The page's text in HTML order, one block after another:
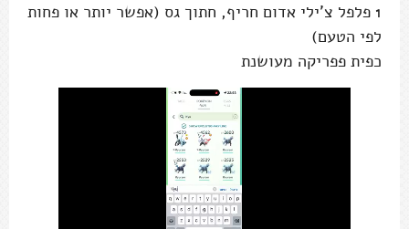
1 פלפל צ'ילי אדום חריף, חתוך גס (אפשר יותר או פחות
לפי הטעם)
כפית פפריקה מעושנת